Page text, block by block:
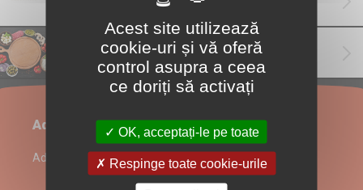
Topping(1)
Administrare restaurant
Admin Login
Acest site utilizează
cookie-uri și vă oferă
control asupra a ceea
ce doriți să activați
OK, acceptați-le pe toate
Respinge toate cookie-urile